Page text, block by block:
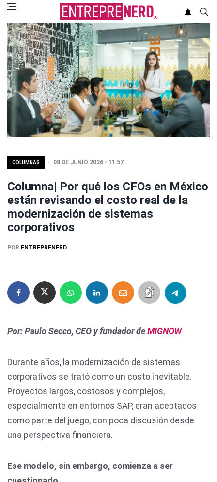
COLUMNAS 08 DE JUNIO 2026 - 11:57
Columna| Por qué los CFOs en México
están revisando el costo real de la
modernización de sistemas
corporativos
POR ENTREPRENERD
Por: Paulo Secco, CEO y fundador deMIGNOW
Durante años, la modernización de sistemas
corporativos se trató como un costo inevitable.
Proyectos largos, costosos y complejos,
especialmente en entornos SAP, eran aceptados
como parte del juego, con poca discusión desde
una perspectiva financiera.
Ese modelo, sin embargo, comienza a ser